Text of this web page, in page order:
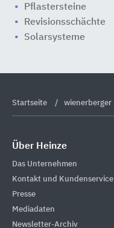
Pflastersteine
Revisionsschächte
Solarsysteme
Startseite wienerberger
Über Heinze
Das Unternehmen
Kontakt und Kundenservice
Presse
Mediadaten
Newsletter-Archiv